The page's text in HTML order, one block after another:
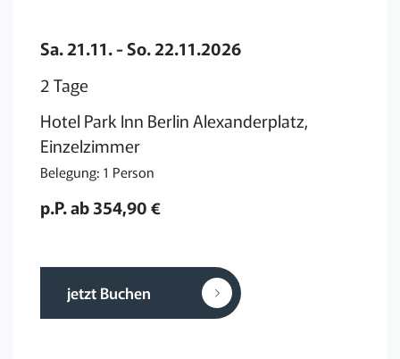
Sa. 21.11. - So. 22.11.2026
2 Tage
Hotel Park Inn Berlin Alexanderplatz,
Einzelzimmer
Belegung: 1 Person
p.P. ab 354,90 €
jetzt Buchen